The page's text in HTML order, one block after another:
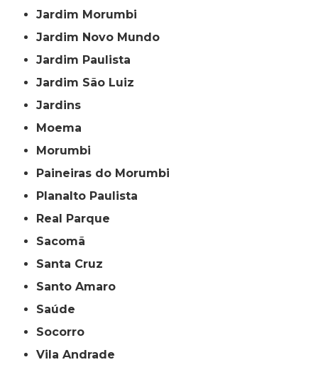
Jardim Morumbi
Jardim Novo Mundo
Jardim Paulista
Jardim São Luiz
Jardins
Moema
Morumbi
Paineiras do Morumbi
Planalto Paulista
Real Parque
Sacomã
Santa Cruz
Santo Amaro
Saúde
Socorro
Vila Andrade